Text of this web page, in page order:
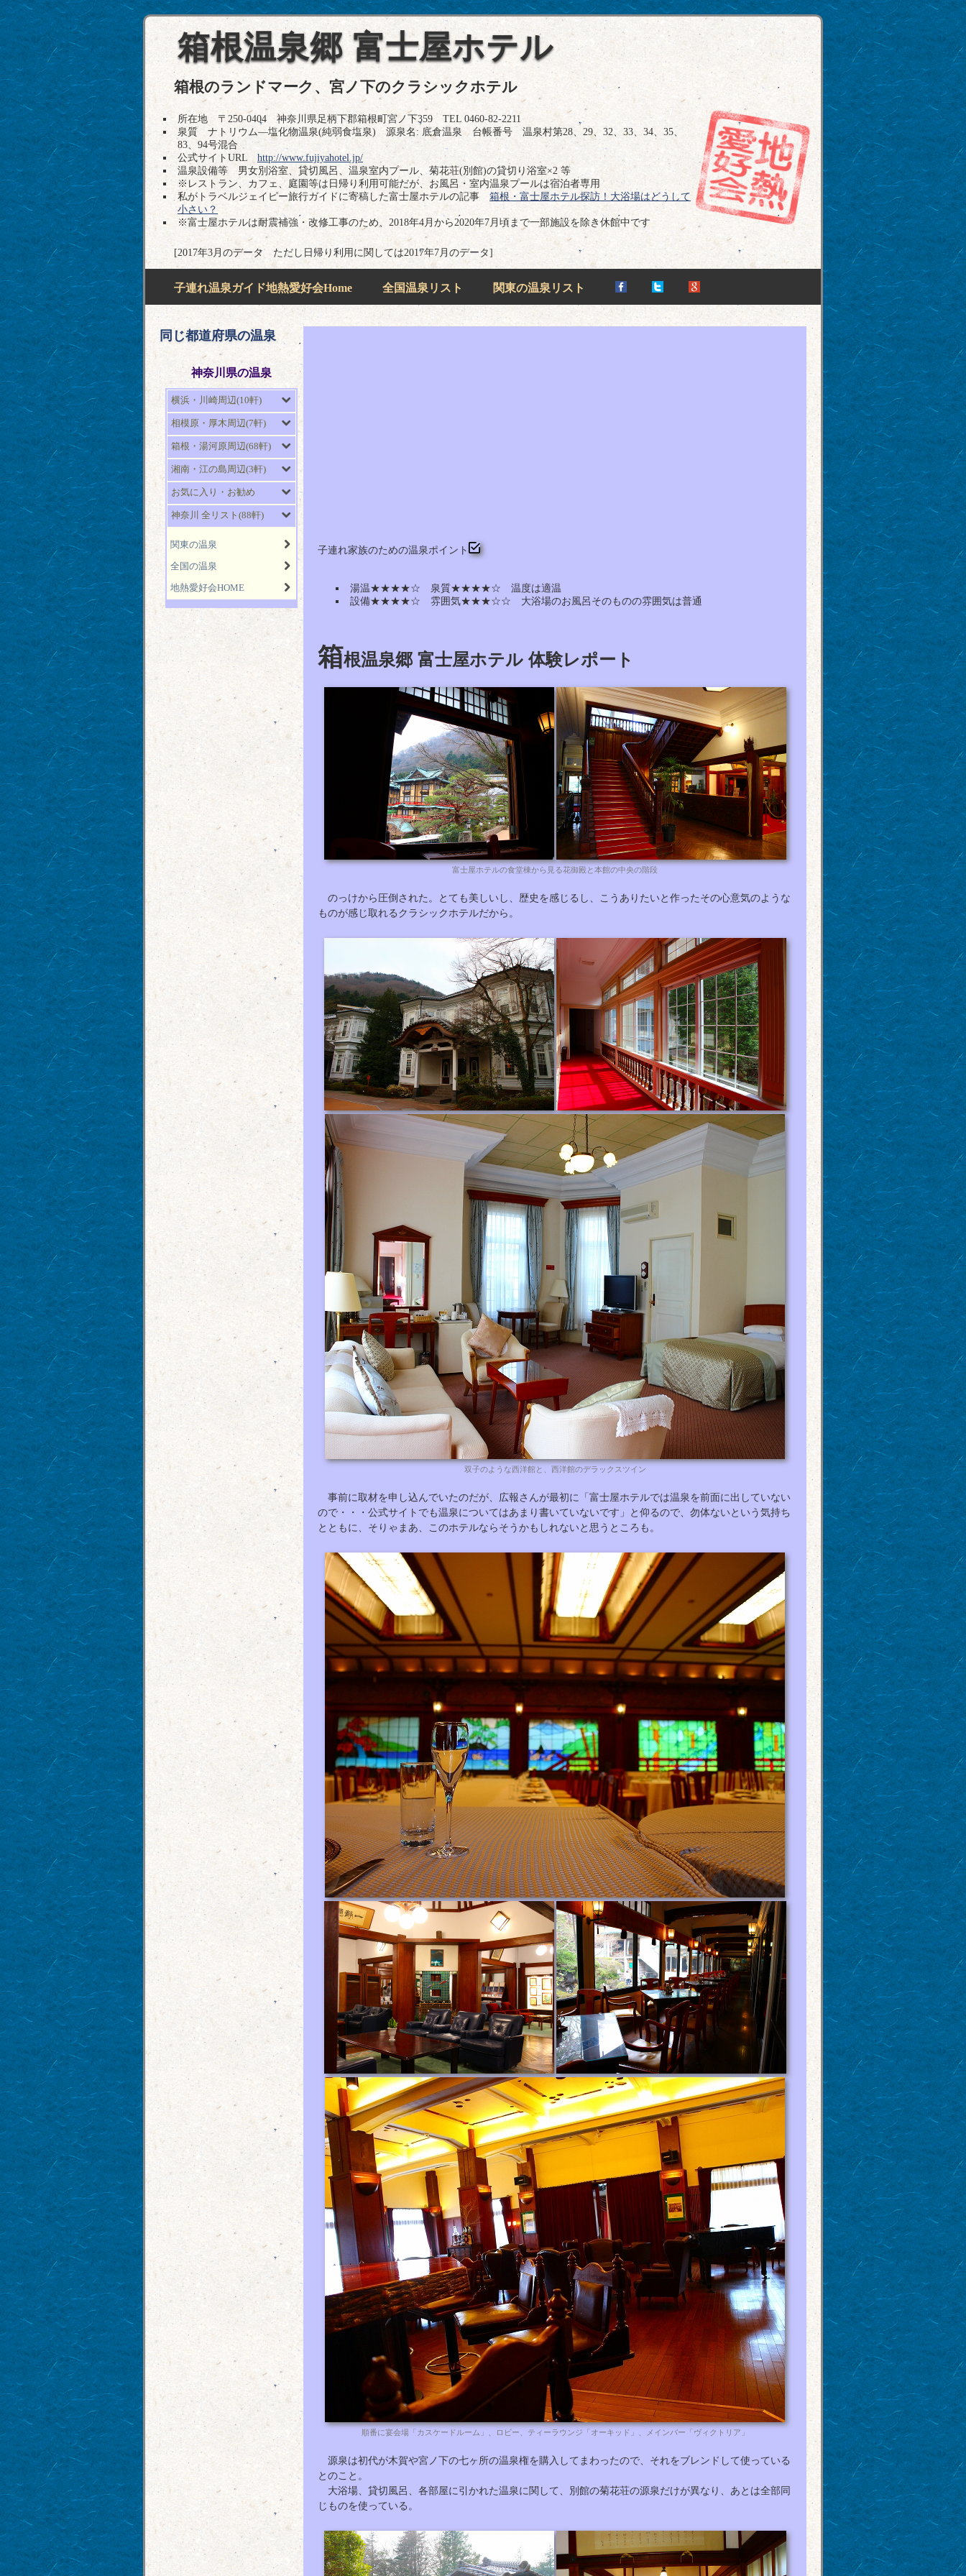
箱根温泉郷 富士屋ホテル
箱根のランドマーク、宮ノ下のクラシックホテル
所在地 〒250-0404 神奈川県足柄下郡箱根町宮ノ下359 TEL 0460-82-2211
泉質 ナトリウム―塩化物温泉(純弱食塩泉) 源泉名: 底倉温泉 台帳番号 温泉村第28、29、32、33、34、35、
83、94号混合
公式サイトURL http://www.fujiyahotel.jp/
温泉設備等 男女別浴室、貸切風呂、温泉室内プール、菊花荘(別館)の貸切り浴室×2 等
※レストラン、カフェ、庭園等は日帰り利用可能だが、お風呂・室内温泉プールは宿泊者専用
私がトラベルジェイピー旅行ガイドに寄稿した富士屋ホテルの記事 箱根・富士屋ホテル探訪！大浴場はどうして
小さい？
※富士屋ホテルは耐震補強・改修工事のため、2018年4月から2020年7月頃まで一部施設を除き休館中です
[2017年3月のデータ ただし日帰り利用に関しては2017年7月のデータ]
子連れ温泉ガイド地熱愛好会Home 全国温泉リスト 関東の温泉リスト
子連れ家族のための温泉ポイント
湯温★★★★☆ 泉質★★★★☆ 温度は適温
設備★★★★☆ 雰囲気★★★☆☆ 大浴場のお風呂そのものの雰囲気は普通
箱根温泉郷 富士屋ホテル 体験レポート
富士屋ホテルの食堂棟から見る花御殿と本館の中央の階段
のっけから圧倒された。とても美しいし、歴史を感じるし、こうありたいと作ったその心意気のような
ものが感じ取れるクラシックホテルだから。
双子のような西洋館と、西洋館のデラックスツイン
事前に取材を申し込んでいたのだが、広報さんが最初に「富士屋ホテルでは温泉を前面に出していない
ので・・・公式サイトでも温泉についてはあまり書いていないです」と仰るので、勿体ないという気持ち
とともに、そりゃまあ、このホテルならそうかもしれないと思うところも。
順番に宴会場「カスケードルーム」、ロビー、ティーラウンジ「オーキッド」、メインバー「ヴィクトリア」
源泉は初代が木賀や宮ノ下の七ヶ所の温泉権を購入してまわったので、それをブレンドして使っている
とのこと。
大浴場、貸切風呂、各部屋に引かれた温泉に関して、別館の菊花荘の源泉だけが異なり、あとは全部同
じものを使っている。
同じ都道府県の温泉